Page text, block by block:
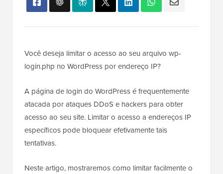
Você deseja limitar o acesso ao seu arquivo wp-
login.php no WordPress por endereço IP?
A página de login do WordPress é frequentemente
atacada por ataques DDoS e hackers para obter
acesso ao seu site. Limitar o acesso a endereços IP
específicos pode bloquear efetivamente tais
tentativas.
Neste artigo, mostraremos como limitar facilmente o